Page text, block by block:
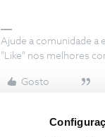
Ajude a comunidade a
"Like" nos melhores
Gosto